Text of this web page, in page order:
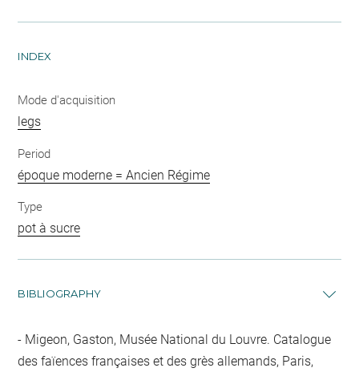
INDEX
Mode d'acquisition
legs
Period
époque moderne = Ancien Régime
Type
pot à sucre
BIBLIOGRAPHY
Migeon, Gaston, Musée National du Louvre. Catalogue
des faïences françaises et des grès allemands, Paris,